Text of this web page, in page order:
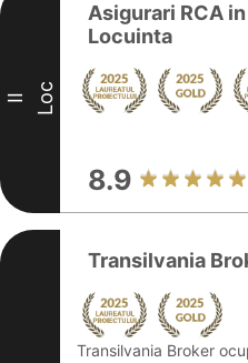
II Loc
Asigurari RCA
Locuinta
8.9
Transilvania
Transilvania Broker